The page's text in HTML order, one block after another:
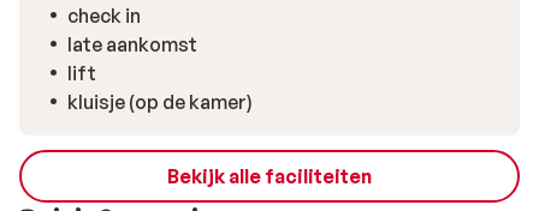
check in
late aankomst
lift
kluisje (op de kamer)
Bekijk alle faciliteiten